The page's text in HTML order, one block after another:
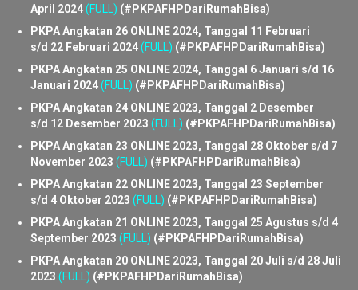
PKPA Angkatan 28 ONLINE 2024, Tanggal 27 April s/d 7 Mei
2024(FULL)(#PKPAFHPDariRumahBisa)
PKPA Angkatan 27 ONLINE 2024, Tanggal 23 Maret s/d 4
April 2024(FULL)(#PKPAFHPDariRumahBisa)
PKPA Angkatan 26 ONLINE 2024, Tanggal 11 Februari
s/d 22 Februari 2024(FULL)(#PKPAFHPDariRumahBisa)
PKPA Angkatan 25 ONLINE 2024, Tanggal 6 Januari s/d 16
Januari 2024(FULL)(#PKPAFHPDariRumahBisa)
PKPA Angkatan 24 ONLINE 2023, Tanggal 2 Desember
s/d 12 Desember 2023 (FULL)(#PKPAFHPDariRumahBisa)
PKPA Angkatan 23 ONLINE 2023, Tanggal 28 Oktober s/d 7
November 2023(FULL) (#PKPAFHPDariRumahBisa)
PKPA Angkatan 22 ONLINE 2023, Tanggal 23 September
s/d 4 Oktober 2023(FULL)(#PKPAFHPDariRumahBisa)
PKPA Angkatan 21 ONLINE 2023, Tanggal 25 Agustus s/d 4